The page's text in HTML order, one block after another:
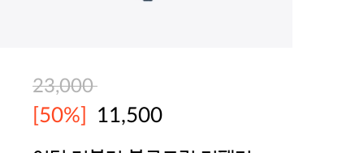
23,000
[50%] 11,500